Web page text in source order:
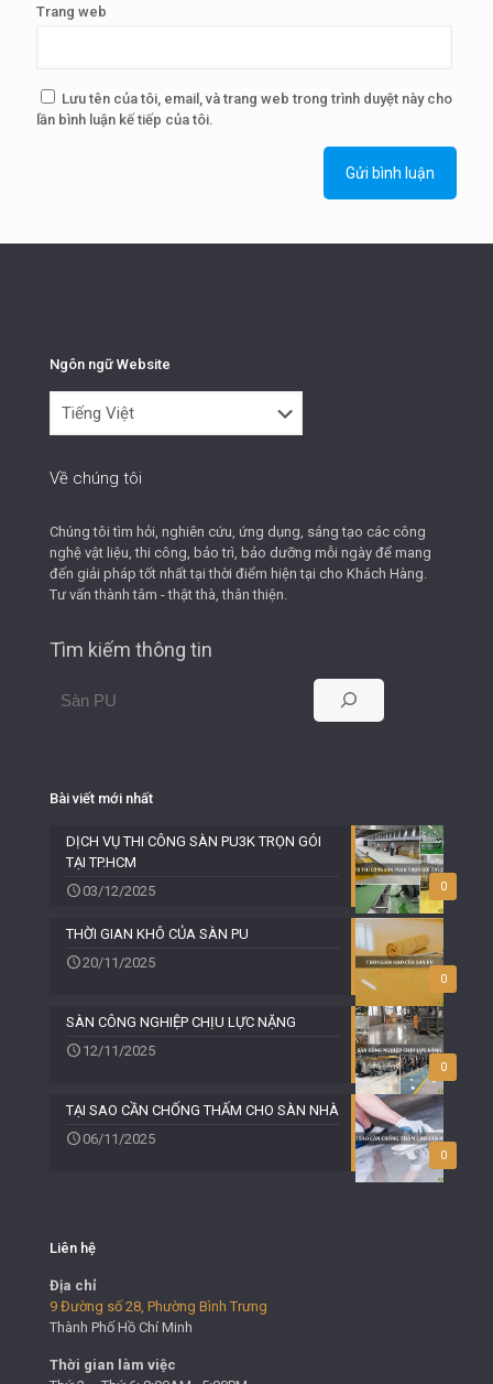
Trang web
Lưu tên của tôi, email, và trang web trong trình duyệt này cho
lần bình luận kế tiếp của tôi.
Ngôn ngữ Website
ngữ
Về chúng tôi
Chúng tôi tìm hỏi, nghiên cứu, ứng dụng, sáng tạo các công
nghệ vật liệu, thi công, bảo trì, bảo dưỡng mỗi ngày để mang
đến giải pháp tốt nhất tại thời điểm hiện tại cho Khách Hàng.
Tư vấn thành tâm - thật thà, thân thiện.
Tìm kiếm thông tin
Bài viết mới nhất
0
DỊCH VỤ THI CÔNG SÀN PU3K TRỌN GÓI
TẠI TP.HCM
03/12/2025
0
THỜI GIAN KHÔ CỦA SÀN PU
20/11/2025
0
SÀN CÔNG NGHIỆP CHỊU LỰC NẶNG
12/11/2025
0
TẠI SAO CẦN CHỐNG THẤM CHO SÀN NHÀ
06/11/2025
Liên hệ
Địa chỉ
9 Đường số 28, Phường Bình Trưng
Thành Phố Hồ Chí Minh
Thời gian làm việc